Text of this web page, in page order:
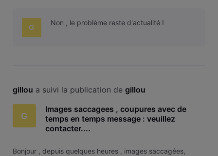
semble y avoi
G
Non , le problème reste d'actualité !
gillou a suivi la publication de gillou
G
Images saccagees , coupures avec de
temps en temps message : veuillez
contacter....
Bonjour , depuis quelques heures , images saccagées,